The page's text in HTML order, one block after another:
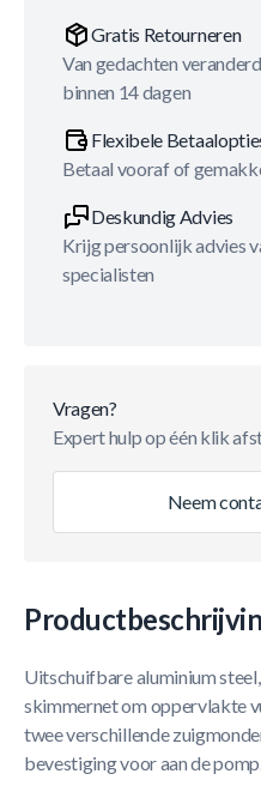
Gratis Retourneren
Van gedachten
binnen 14 dagen
Flexibele
Betaal vooraf of
Deskundig Advies
Krijg persoonlijk advies
specialisten
Vragen?
Expert hulp op één klik
Neem
Uitschuifbare aluminium
skimmernet om oppervlakte
twee verschillende
bevestiging voor aan de